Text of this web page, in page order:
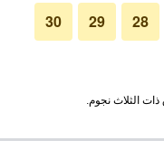
صور لـ فاكونسيول - ريزيدونس لو
28
29
30
الثلاث نجوم.